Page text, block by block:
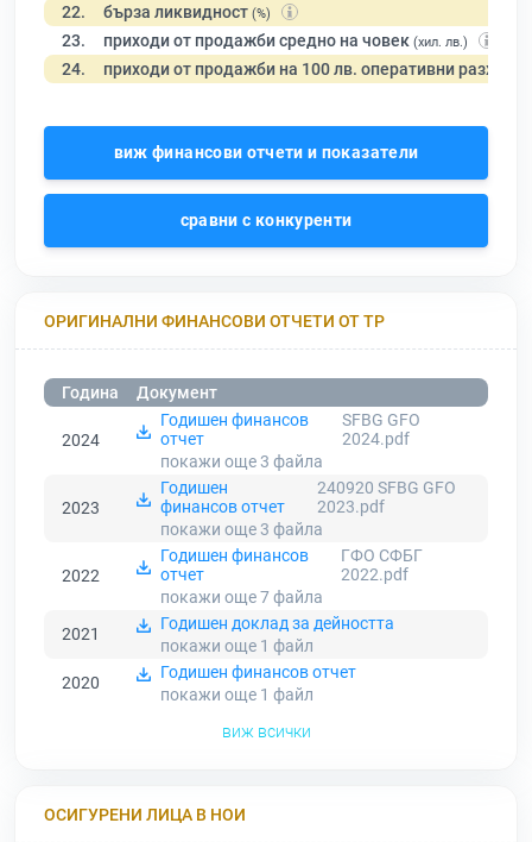
22. бърза ликвидност (%)
23. приходи от продажби средно на човек (хил. лв.)
24. приходи от продажби на 100 лв. оперативни разходи
виж финансови отчети и показатели
сравни с конкуренти
ОРИГИНАЛНИ ФИНАНСОВИ ОТЧЕТИ ОТ ТР
Година Документ
2024
Годишен финансов
отчет
SFBG GFO
2024.pdf
покажи още 3 файла
2023
Годишен
финансов отчет
240920 SFBG GFO
2023.pdf
покажи още 3 файла
2022
Годишен финансов
отчет
ГФО СФБГ
2022.pdf
покажи още 7файла
2021
Годишен доклад за дейността
покажи още 1 файл
2020
Годишен финансов отчет
покажи още 1 файл
виж всички
ОСИГУРЕНИ ЛИЦА В НОИ